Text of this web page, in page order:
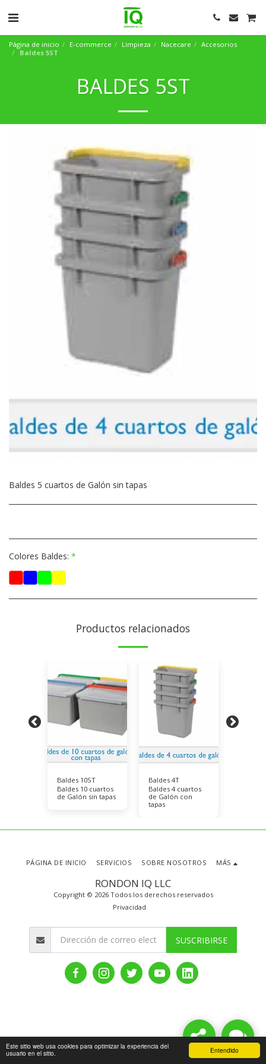
Entendido
Este sitio web usa cookies para optimizar la experiencia del
usuario en el sitio.
Página de inicio E-commerce Limpieza Nacecare
Accesorios
Baldes 5ST
BALDES 5ST
Baldes 5 cuartos de Galón sin tapas
Colores Baldes: *
Productos relacionados
Baldes 10ST
Baldes 10 cuartos
de Galón sin tapas
Baldes 4T
Baldes 4 cuartos
de Galón con
tapas
RONDON IQ LLC
Copyright © 2026 Todos los derechos reservados
Privacidad
PÁGINA DE INICIO SERVICIOS SOBRE NOSOTROS MÁS
SUSCRIBIRSE